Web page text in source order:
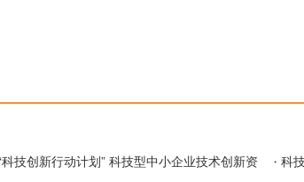
技创新行动计划” 科技型中小企业技术创新资 ・ 科